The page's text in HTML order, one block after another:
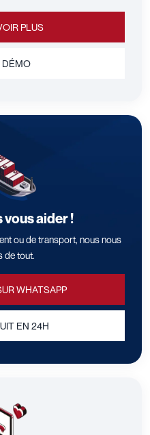
PLUS
DÉMO
vous aider !
ou de transport, nous nous
de tout.
WHATSAPP
EN 24H